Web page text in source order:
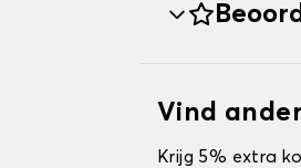
Vind
Krijg 5% extra